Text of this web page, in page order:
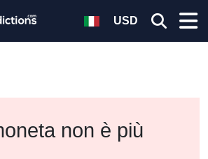
USD
non è più